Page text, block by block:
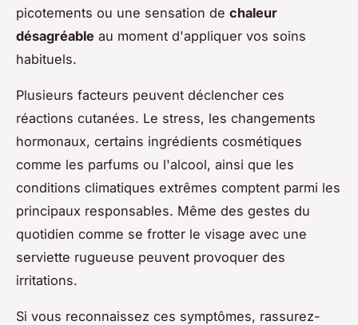
picotements ou une sensation de chaleur
désagréable au moment d'appliquer vos soins
habituels.
Plusieurs facteurs peuvent déclencher ces
réactions cutanées. Le stress, les changements
hormonaux, certains ingrédients cosmétiques
comme les parfums ou l'alcool, ainsi que les
conditions climatiques extrêmes comptent parmi les
principaux responsables. Même des gestes du
quotidien comme se frotter le visage avec une
serviette rugueuse peuvent provoquer des
irritations.
Si vous reconnaissez ces symptômes, rassurez-